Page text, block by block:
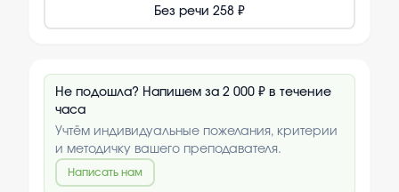
Без речи 258 ₽
Не подошла? Напишем за 2 000 ₽ в течение
часа
Учтём индивидуальные пожелания, критерии
и методичку вашего преподавателя.
Написать нам